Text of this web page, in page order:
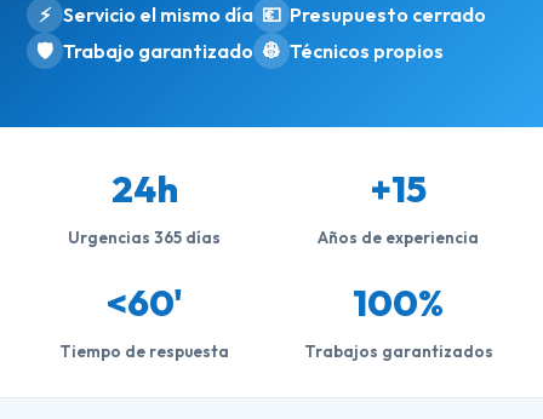
⚡ Servicio el mismo día 💶 Presupuesto cerrado
🛡️ Trabajo garantizado 👷 Técnicos propios
24h
Urgencias 365 días
+15
Años de experiencia
<60'
Tiempo de respuesta
100%
Trabajos garantizados